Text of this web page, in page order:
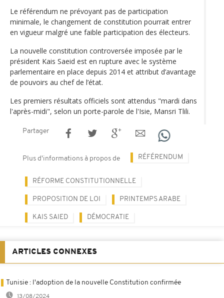
Le référendum ne prévoyant pas de participation
minimale, le changement de constitution pourrait entrer
en vigueur malgré une faible participation des électeurs.
La nouvelle constitution controversée imposée par le
président Kais Saeid est en rupture avec le système
parlementaire en place depuis 2014 et attribut d’avantage
de pouvoirs au chef de l’état.
Les premiers résultats officiels sont attendus "mardi dans
l'après-midi", selon un porte-parole de l'Isie, Mansri Tlili.
Partager
Plus d'informations à propos de RÉFÉRENDUM
RÉFORME CONSTITUTIONNELLE
PROPOSITION DE LOI PRINTEMPS ARABE
KAIS SAIED DÉMOCRATIE
ARTICLES CONNEXES
Tunisie : l'adoption de la nouvelle Constitution confirmée
13/08/2024